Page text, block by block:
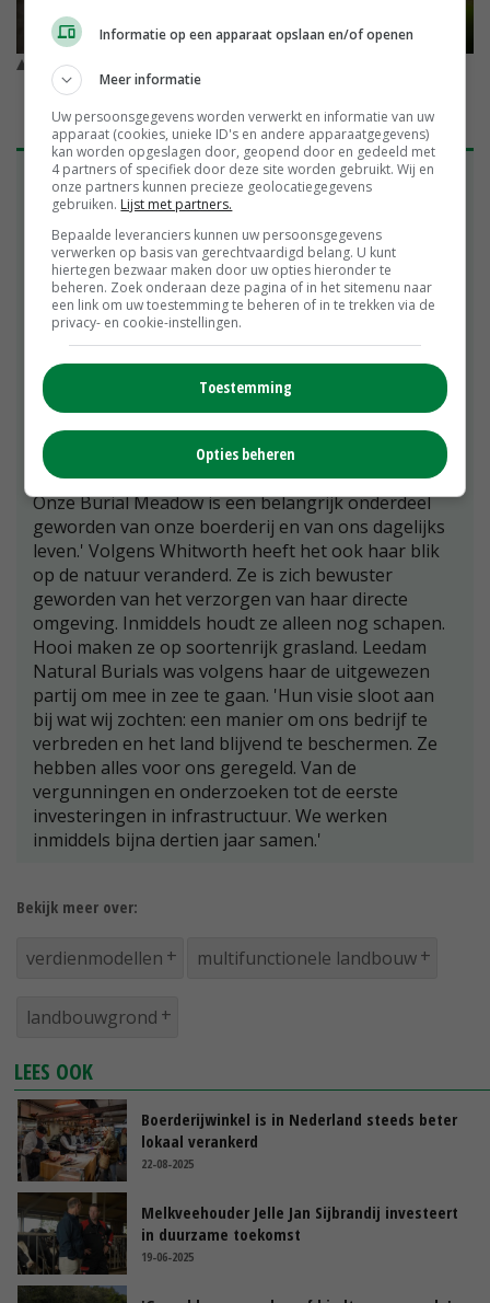
Willem van der Putten (links) en Stef van Boekel van Horizon
Beheer © Mart Oude Nijeweeme
'De begraafweide is onderdeel van ons dagelijks
leven'
Het was 2011 toen de moeder van Sally Whitworth
wist dat ze niet begraven wilde worden op het
dorpskerkhof. Ze koos voor een laatste rustplaats
op haar eigen land. Het bleek het startpunt voor de
aanleg van een zogeheten Burial Meadow: een
natuurbegraafplaats op de boerderij. De Britse
noemt het 'een van de beste manieren' om een
nieuwe inkomstenbron op te zetten. 'Het is zo
dankbaar om iets te kunnen betekenen voor
families in een verdrietige periode. Tegelijkertijd
voeg je iets nieuws en zinvols toe aan je bedrijf.
Onze Burial Meadow is een belangrijk onderdeel
geworden van onze boerderij en van ons dagelijks
leven.' Volgens Whitworth heeft het ook haar blik
op de natuur veranderd. Ze is zich bewuster
geworden van het verzorgen van haar directe
omgeving. Inmiddels houdt ze alleen nog schapen.
Hooi maken ze op soortenrijk grasland. Leedam
Natural Burials was volgens haar de uitgewezen
partij om mee in zee te gaan. 'Hun visie sloot aan
bij wat wij zochten: een manier om ons bedrijf te
verbreden en het land blijvend te beschermen. Ze
hebben alles voor ons geregeld. Van de
vergunningen en onderzoeken tot de eerste
investeringen in infrastructuur. We werken
inmiddels bijna dertien jaar samen.'
Bekijk meer over:
verdienmodellen multifunctionele landbouw
landbouwgrond
LEES OOK
Boerderijwinkel is in Nederland steeds beter
lokaal verankerd
22-08-2025
Melkveehouder Jelle Jan Sijbrandij investeert
in duurzame toekomst
19-06-2025
Informatie op een apparaat opslaan en/of openen
Meer informatie
Uw persoonsgegevens worden verwerkt en informatie van uw
apparaat (cookies, unieke ID's en andere apparaatgegevens)
kan worden opgeslagen door, geopend door en gedeeld met
4 partners of specifiek door deze site worden gebruikt. Wij en
onze partners kunnen precieze geolocatiegegevens
gebruiken. Lijst met partners.
Bepaalde leveranciers kunnen uw persoonsgegevens
verwerken op basis van gerechtvaardigd belang. U kunt
hiertegen bezwaar maken door uw opties hieronder te
beheren. Zoek onderaan deze pagina of in het sitemenu naar
een link om uw toestemming te beheren of in te trekken via de
privacy- en cookie-instellingen.
Toestemming
Opties beheren